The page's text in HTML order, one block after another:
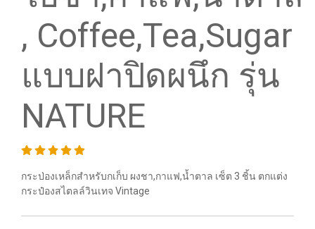
, Coffee,Tea,Sugar
แบบฝาปิดผนึก รุ่น
NATURE
กระป่องเหล็กสำหรับกเก็บ ผงชา,กาแฟ,น้ำตาล เซ็ต 3 ชิ้น ตกแต่ง
กระป๋องสไตลล์วินเทจ Vintage